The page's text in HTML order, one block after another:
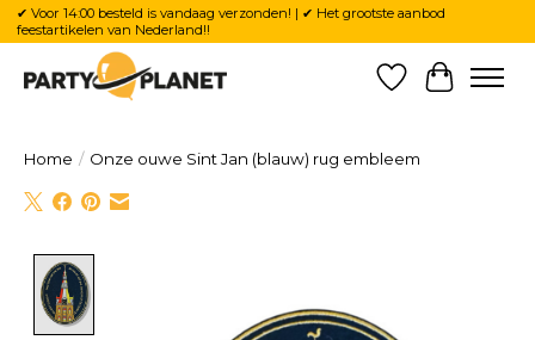
✔ Voor 14:00 besteld is vandaag verzonden! | ✔ Het grootste aanbod
feestartikelen van Nederland!!
Verlanglijst
Home / Onze ouwe Sint Jan (blauw) rug embleem